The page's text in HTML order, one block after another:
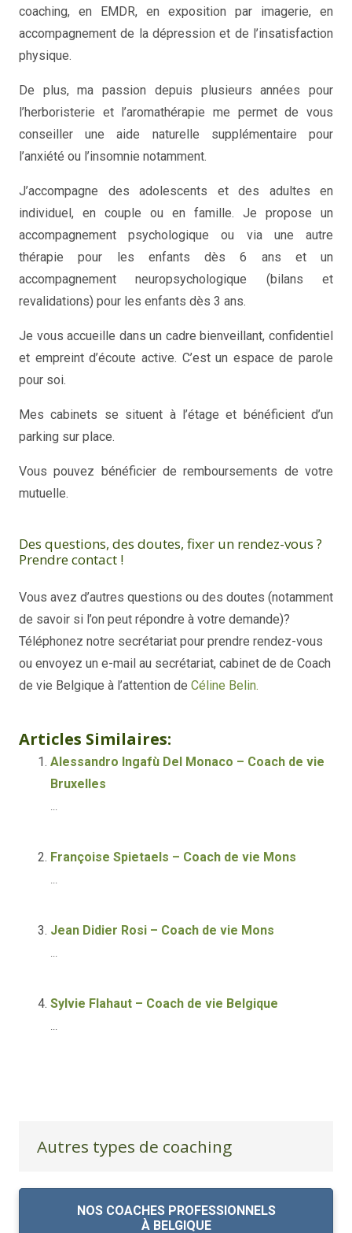
coaching, en EMDR, en exposition par imagerie, en
accompagnement de la dépression et de l’insatisfaction
physique.
De plus, ma passion depuis plusieurs années pour
l’herboristerie et l’aromathérapie me permet de vous
conseiller une aide naturelle supplémentaire pour
l’anxiété ou l’insomnie notamment.
J’accompagne des adolescents et des adultes en
individuel, en couple ou en famille. Je propose un
accompagnement psychologique ou via une autre
thérapie pour les enfants dès 6 ans et un
accompagnement neuropsychologique (bilans et
revalidations) pour les enfants dès 3 ans.
Je vous accueille dans un cadre bienveillant, confidentiel
et empreint d’écoute active. C’est un espace de parole
pour soi.
Mes cabinets se situent à l’étage et bénéficient d’un
parking sur place.
Vous pouvez bénéficier de remboursements de votre
mutuelle.
Des questions, des doutes, fixer un rendez-vous ?
Prendre contact !
Vous avez d’autres questions ou des doutes (notamment
de savoir si l’on peut répondre à votre demande)?
Téléphonez notre secrétariat pour prendre rendez-vous
ou envoyez un e-mail au secrétariat, cabinet de de Coach
de vie Belgique à l’attention de Céline Belin.
Articles Similaires:
Alessandro Ingafù Del Monaco – Coach de vie
Bruxelles
...
Françoise Spietaels – Coach de vie Mons
...
Jean Didier Rosi – Coach de vie Mons
...
Sylvie Flahaut – Coach de vie Belgique
...
Autres types de coaching
NOS COACHES PROFESSIONNELS
À BELGIQUE